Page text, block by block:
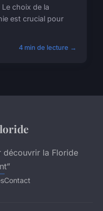
choix de la
est crucial pour
4 min de lecture →
découvrir la Floride
Contact